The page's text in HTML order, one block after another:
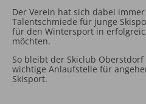
Der Verein hat sich dabei
Talentschmiede für junge
für den Wintersport in
möchten.
So bleibt der Skiclub
wichtige Anlaufstelle für
Skisport.